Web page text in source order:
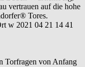
vertrauen auf die hohe
Tores.
Torfragen von Anfang